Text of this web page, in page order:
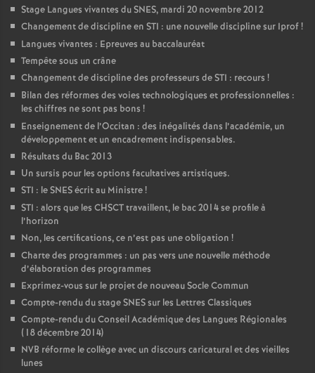
Stage Langues vivantes du SNES, mardi 20 novembre 2012
Changement de discipline en STI : une nouvelle discipline sur Iprof!
Langues vivantes : Epreuves au baccalauréat
Tempête sous un crâne
Changement de discipline des professeurs de STI : recours !
Bilan des réformes des voies technologiques et professionnelles :
les chiffres ne sont pas bons !
Enseignement de l’Occitan : des inégalités dans l’académie, un
développement et un encadrement indispensables.
Résultats du Bac 2013
Un sursis pour les options facultatives artistiques.
STI : le SNES écrit au Ministre!
STI : alors que les CHSCT travaillent, le bac 2014 se profile à
l’horizon
Non, les certifications, ce n’est pas une obligation !
Charte des programmes : un pas vers une nouvelle méthode
d’élaboration des programmes
Exprimez-vous sur le projet de nouveau Socle Commun
Compte-rendu du stage SNES sur les Lettres Classiques
Compte-rendu du Conseil Académique des Langues Régionales
(18 décembre 2014)
NVB réforme le collège avec un discours caricatural et des vieilles
lunes